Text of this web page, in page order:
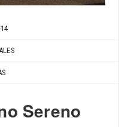
Sereno